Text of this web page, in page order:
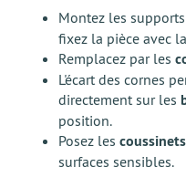
Montez les
fixez la pièce avec
Remplacez par les
L'écart des cornes
directement sur les
position.
Posez les
surfaces sensibles.